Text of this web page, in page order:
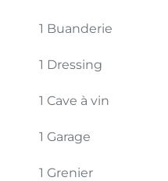
1 Buanderie
1 Dressing
1 Cave à vin
1 Garage
1 Grenier